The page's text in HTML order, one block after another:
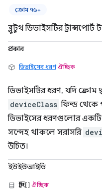
ক্রোম ৭৬+
ব্লুটুথ ডিভাইসটির ট্রান্সপোর্ট
প্রকার
ডিভাইসের ধরণ ঐচ্ছিক
ডিভাইসটির ধরণ, যদি ক্রোম
deviceClass ফিল্ড থেকে
ডিভাইসের ধরণগুলোর একটি
সন্দেহ থাকলে সরাসরি
উচিত।
ইউইউআইডি
স্ট্রিং[] ঐচ্ছিক